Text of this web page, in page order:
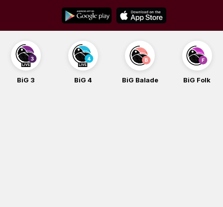
content
BiG 3 BiG 4 BiG Balade BiG Folk